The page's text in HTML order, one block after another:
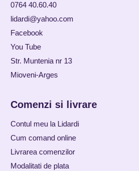
0764 40.60.40
lidardi@yahoo.com
Facebook
You Tube
Str. Muntenia nr 13
Mioveni-Arges
Comenzi si livrare
Contul meu la Lidardi
Cum comand online
Livrarea comenzilor
Modalitati de plata